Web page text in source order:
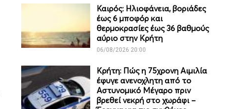
Καιρός: Ηλιοφάνεια, βοριάδες
έως 6 μποφόρ και
θερμοκρασίες έως 36 βαθμούς
αύριο στην Κρήτη
06/08/2026 20:00
Κρήτη: Πώς η 75χρονη Αιμιλία
έφυγε ανενοχλητη από το
Αστυνομικό Μέγαρο πριν
βρεθεί νεκρή στο χωράφι –